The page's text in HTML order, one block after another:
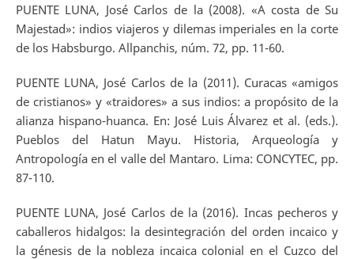
PUENTE LUNA, José Carlos de la (2008). «A costa de Su
Majestad»: indios viajeros y dilemas imperiales en la corte
de los Habsburgo. Allpanchis, núm. 72, pp. 11-60.
PUENTE LUNA, José Carlos de la (2011). Curacas «amigos
de cristianos» y «traidores» a sus indios: a propósito de la
alianza hispano-huanca. En: José Luis Álvarez et al. (eds.).
Pueblos del Hatun Mayu. Historia, Arqueología y
Antropología en el valle del Mantaro. Lima: CONCYTEC, pp.
87-110.
PUENTE LUNA, José Carlos de la (2016). Incas pecheros y
caballeros hidalgos: la desintegración del orden incaico y
la génesis de la nobleza incaica colonial en el Cuzco del